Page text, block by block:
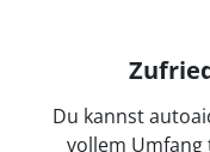
Du kannst
vollem Umfang